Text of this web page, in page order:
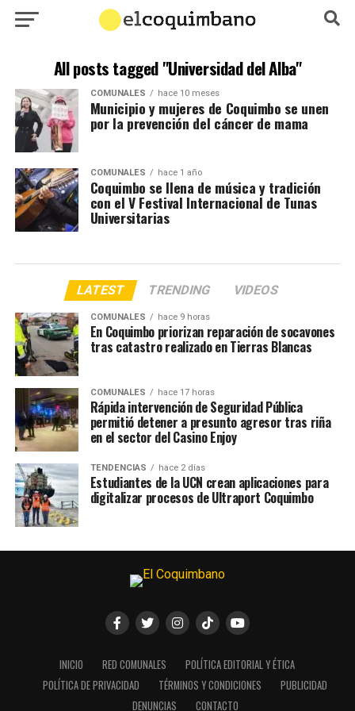
All posts tagged "Universidad del Alba"
COMUNALES hace 10 meses
Municipio y mujeres de Coquimbo se unen
por la prevención del cáncer de mama
COMUNALES hace 1 año
Coquimbo se llena de música y tradición
con el V Festival Internacional de Tunas
Universitarias
LATEST TRENDING VIDEOS
COMUNALES hace 9 horas
En Coquimbo priorizan reparación de socavones
tras catastro realizado en Tierras Blancas
COMUNALES hace 17 horas
Rápida intervención de Seguridad Pública
permitió detener a presunto agresor tras riña
en el sector del Casino Enjoy
TENDENCIAS hace 2 días
Estudiantes de la UCN crean aplicaciones para
digitalizar procesos de Ultraport Coquimbo
INICIO RED COMUNALES
POLÍTICA EDITORIAL Y ÉTICA
POLÍTICA DE PRIVACIDAD
TÉRMINOS Y CONDICIONES
PUBLICIDAD
DENUNCIAS
CONTACTO